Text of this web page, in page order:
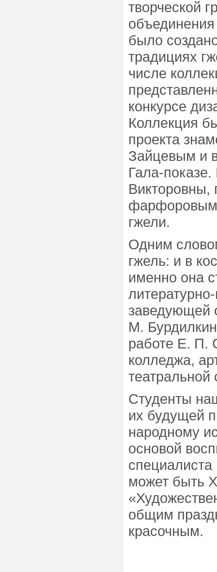
творческой
было
традициях
числе
конкурсе
Коллекция
проекта
Зайцевым и
Гала-
Викторовны,
гжели.
Одним
гжель: и в
именно она
заведующей
М.
работе Е. П.
колледжа,
Студенты
их будущей
народному
основой
может быть
общим
красочным.